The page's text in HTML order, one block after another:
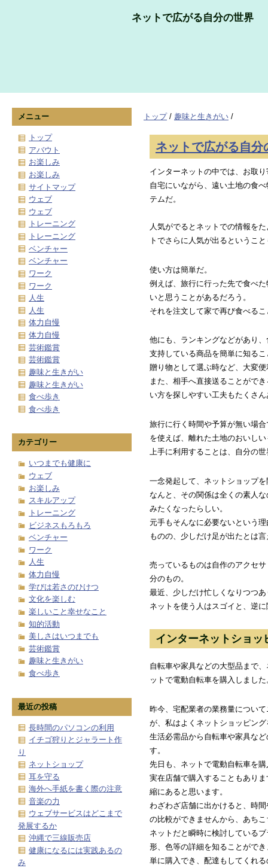
ネットで広がる自分の世界
トップ/ 趣味と生きがい /
ネットで広がる自分
インターネットの中では、お取
自宅にいながら、遠い土地の食
テムだ。
人気がでるとネットでの情報を
トでさらに人気が出るというこ
使い方は簡単だ。
例えば、旅行に行った先で食べ
いと思うことがあるだろう。
それを注文して家で再び食べる
他にも、ランキングなどがあり
支持している商品を簡単に知る
贈り物として選ぶ時など、大変便
また、相手へ直接送ることがで
い方を探しやすい工夫もたくさ
旅行に行く時間や予算が無い場
を使えば、離れた土地のおいし
上手に利用することは、自分の
一念発起して、ネットショップ
なんと、その関係は全くの素人
みたくなったらしい。
元手もそんなに必要ないという
ものの、少しだけ足が出たとは
売っているものは自作のアクセ
分のもの。
最近、少しだけ忙しくなりつつ
ネットを使う人はスゴイと、逆
インターネットショッ
自転車や家具などの大型品まで
ットで電動自転車を購入しました
昨今、宅配業者の業務量につい
が、私はよくネットショッピン
生活必需品から自転車や家具な
す。
先日も、ネットで電動自転車を
実在店舗で購入することもあり
縮にあると思います。
わざわざ店舗に出かけると、時
の比較ができませんから、あち
ネットだと瞬時に検討している
形、色等の詳細を知ることがで
単に購入でき、配達もしてくれ
メニュー
トップ
アバウト
お楽しみ
お楽しみ
サイトマップ
ウェブ
ウェブ
トレーニング
トレーニング
ベンチャー
ベンチャー
ワーク
ワーク
人生
人生
体力自慢
体力自慢
芸術鑑賞
芸術鑑賞
趣味と生きがい
趣味と生きがい
食べ歩き
食べ歩き
カテゴリー
いつまでも健康に
ウェブ
お楽しみ
スキルアップ
トレーニング
ビジネスもろもろ
ベンチャー
ワーク
人生
体力自慢
学びは若さのひけつ
文化を楽しむ
楽しいこと幸せなこと
知的活動
美しさはいつまでも
芸術鑑賞
趣味と生きがい
食べ歩き
最近の投稿
長時間のパソコンの利用
イチゴ狩りとジャラート作
り
ネットショップ
耳を守る
海外へ手紙を書く際の注意
音楽の力
ウェブサービスはどこまで
発展するか
沖縄で三線販売店
健康になるには実践あるの
み